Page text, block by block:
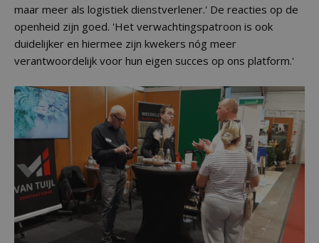
maar meer als logistiek dienstverlener.' De reacties op de
openheid zijn goed. 'Het verwachtingspatroon is ook
duidelijker en hiermee zijn kwekers nóg meer
verantwoordelijk voor hun eigen succes op ons platform.'